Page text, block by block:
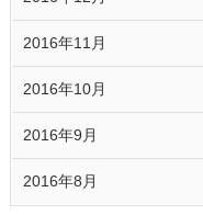
2016年11月
2016年10月
2016年9月
2016年8月